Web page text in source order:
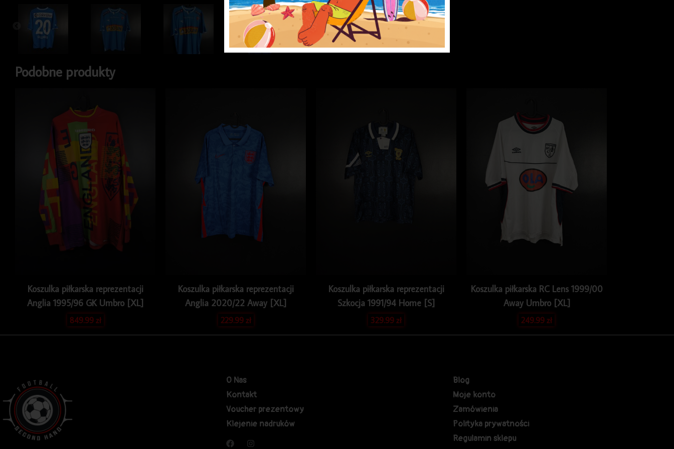
[M]
Podobne produkty
Koszulka piłkarska reprezentacji
Anglia 1995/96 GK Umbro [XL]
849.99zł
Koszulka piłkarska reprezentacji
Anglia 2020/22 Away [XL]
229.99zł
Koszulka piłkarska reprezentacji
Szkocja 1991/94 Home [S]
329.99zł
Koszulka piłkarska RC Lens 1999/00
Away Umbro [XL]
249.99zł
O Nas
Kontakt
Voucher prezentowy
Klejenie nadruków
Blog
Moje konto
Zamówienia
Polityka prywatności
Regulamin sklepu